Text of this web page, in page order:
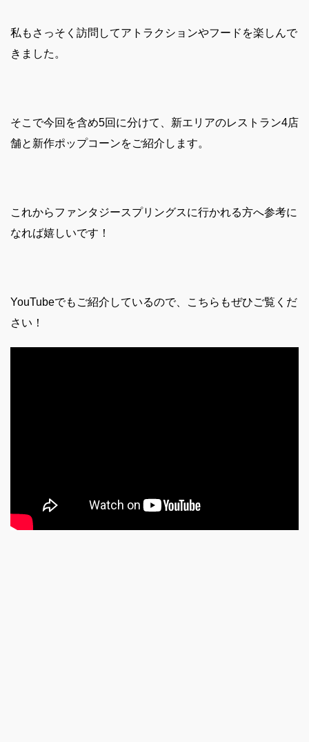
私もさっそく訪問してアトラクションやフードを楽しんで
きました。
そこで今回を含め5回に分けて、 新エリアのレストラン4店
舗と新作ポップコーンをご紹介します。
これからファンタジースプリングスに行かれる方へ参考に
なれば嬉しいです！
YouTubeでもご紹介しているので、こちらもぜひご覧くだ
さい！